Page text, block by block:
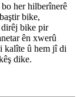
her hilberînerê
bike,
dirêj bike pir
ên xwerû
kalîte û hem jî di
dike.